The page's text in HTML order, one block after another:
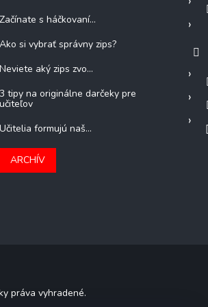
Začínate s háčkovaní...
Ako si vybrať správny zips?
Neviete aký zips zvo...
3 tipy na originálne darčeky pre
učiteľov
Učitelia formujú naš...
ARCHÍV
práva vyhradené.